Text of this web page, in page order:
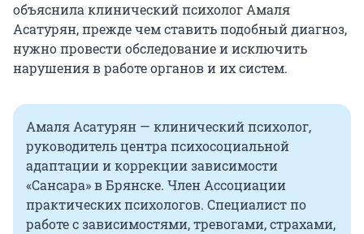
объяснила клинический психолог Амаля
Асатурян, прежде чем ставить подобный диагноз,
нужно провести обследование и исключить
нарушения в работе органов и их систем.
Амаля Асатурян — клинический психолог,
руководитель центра психосоциальной
адаптации и коррекции зависимости
«Сансара» в Брянске. Член Ассоциации
практических психологов. Специалист по
работе с зависимостями, тревогами, страхами,